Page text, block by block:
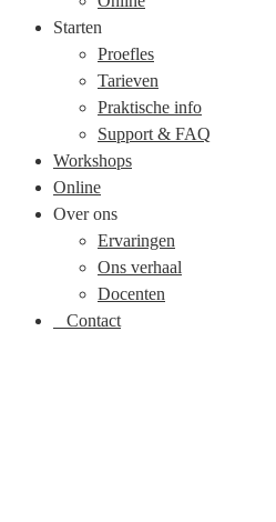
Starten
Proefles
Tarieven
Praktische info
Support & FAQ
Workshops
Online
Over ons
Ervaringen
Ons verhaal
Docenten
Contact